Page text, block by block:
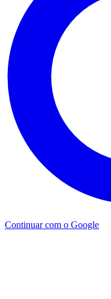
Continuar com o Google